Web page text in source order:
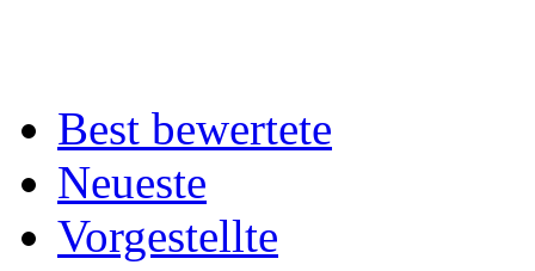
Best bewertete
Neueste
Vorgestellte